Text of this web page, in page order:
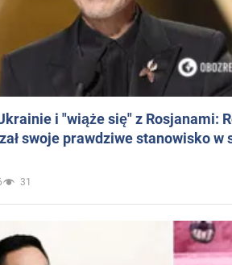
i "wiąże się" z Rosjanami:
swoje prawdziwe stanowisko w
31